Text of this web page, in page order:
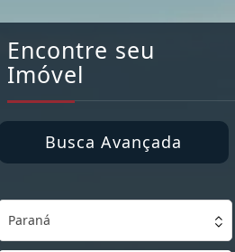
Encontre seu
Imóvel
Busca Avançada
Paraná